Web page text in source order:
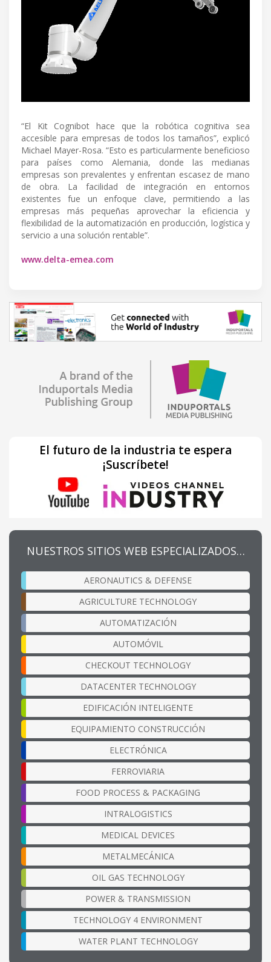
“El Kit Cognibot hace que la robótica cognitiva sea
accesible para empresas de todos los tamaños”, explicó
Michael Mayer-Rosa. “Esto es particularmente beneficioso
para países como Alemania, donde las medianas
empresas son prevalentes y enfrentan escasez de mano
de obra. La facilidad de integración en entornos
existentes fue un enfoque clave, permitiendo a las
empresas más pequeñas aprovechar la eficiencia y
flexibilidad de la automatización en producción, logística y
servicio a una solución rentable”.
www.delta-emea.com
El futuro de la industria te espera
¡Suscríbete!
NUESTROS SITIOS WEB ESPECIALIZADOS…
AERONAUTICS & DEFENSE
AGRICULTURE TECHNOLOGY
AUTOMATIZACIÓN
AUTOMÓVIL
CHECKOUT TECHNOLOGY
DATACENTER TECHNOLOGY
EDIFICACIÓN INTELIGENTE
EQUIPAMIENTO CONSTRUCCIÓN
ELECTRÓNICA
FERROVIARIA
FOOD PROCESS & PACKAGING
INTRALOGISTICS
MEDICAL DEVICES
METALMECÁNICA
OIL GAS TECHNOLOGY
POWER & TRANSMISSION
TECHNOLOGY 4 ENVIRONMENT
WATER PLANT TECHNOLOGY